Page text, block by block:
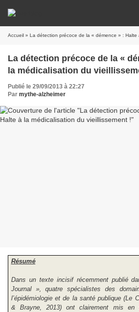
Accueil » La détection précoce de la « démence » : Halte à la
La détection précoce de la «
la médicalisation du
Publié le 29/09/2013 à 22:27
Par mythe-alzheimer
Résumé
Dans un texte incisif récemment publié
Journal », quatre spécialistes des
l’épidémiologie et de la santé publique (Le
& Brayne, 2013) ont clairement mis en